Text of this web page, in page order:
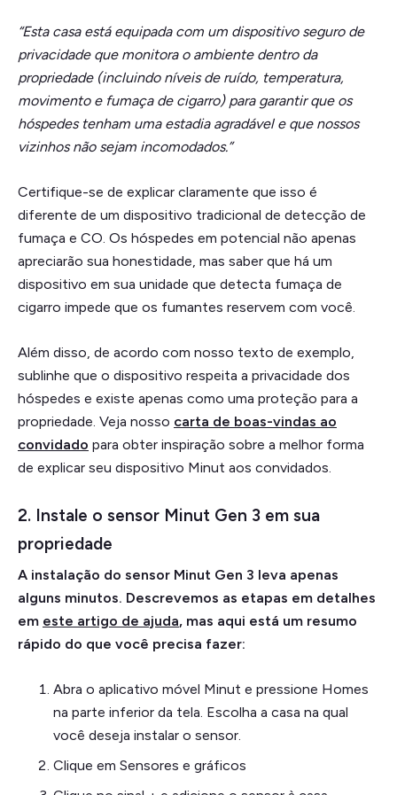
“Esta casa está equipada com um dispositivo seguro de
privacidade que monitora o ambiente dentro da
propriedade (incluindo níveis de ruído, temperatura,
movimento e fumaça de cigarro) para garantir que os
hóspedes tenham uma estadia agradável e que nossos
vizinhos não sejam incomodados.”
Certifique-se de explicar claramente que isso é
diferente de um dispositivo tradicional de detecção de
fumaça e CO. Os hóspedes em potencial não apenas
apreciarão sua honestidade, mas saber que há um
dispositivo em sua unidade que detecta fumaça de
cigarro impede que os fumantes reservem com você.
Além disso, de acordo com nosso texto de exemplo,
sublinhe que o dispositivo respeita a privacidade dos
hóspedes e existe apenas como uma proteção para a
propriedade. Veja nosso carta de boas-vindas ao
convidado para obter inspiração sobre a melhor forma
de explicar seu dispositivo Minut aos convidados.
2. Instale o sensor Minut Gen 3 em sua
propriedade
A instalação do sensor Minut Gen 3 leva apenas
alguns minutos. Descrevemos as etapas em detalhes
em este artigo de ajuda, mas aqui está um resumo
rápido do que você precisa fazer:
Abra o aplicativo móvel Minut e pressione Homes
na parte inferior da tela. Escolha a casa na qual
você deseja instalar o sensor.
Clique em Sensores e gráficos